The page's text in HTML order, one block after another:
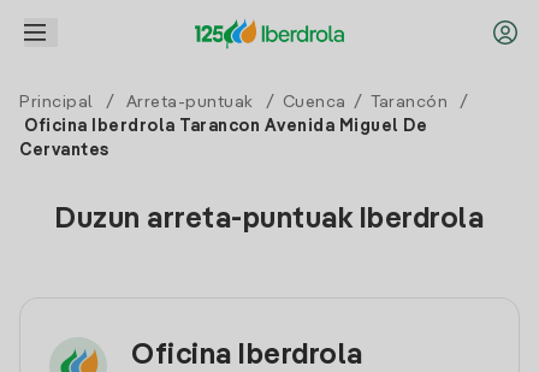
Principal / Arreta-puntuak / Cuenca / Tarancón
/
Oficina Iberdrola Tarancon Avenida Miguel De
Cervantes
Duzun arreta-puntuak Iberdrola
Oficina Iberdrola